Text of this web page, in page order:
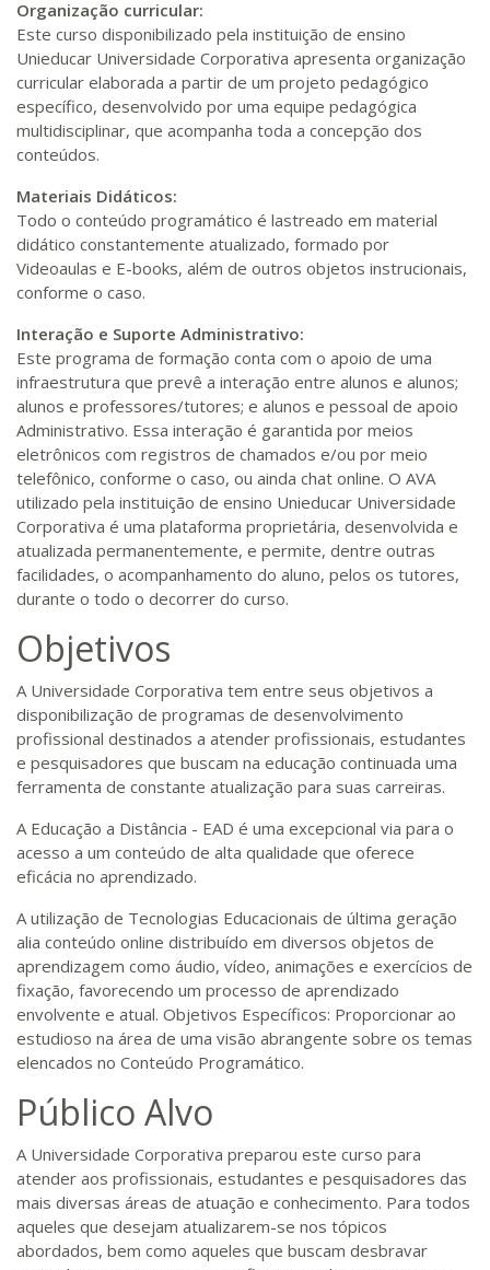
Organização curricular:
Este curso disponibilizado pela instituição de ensino
Unieducar Universidade Corporativa apresenta organização
curricular elaborada a partir de um projeto pedagógico
específico, desenvolvido por uma equipe pedagógica
multidisciplinar, que acompanha toda a concepção dos
conteúdos.
Materiais Didáticos:
Todo o conteúdo programático é lastreado em material
didático constantemente atualizado, formado por
Videoaulas e E-books, além de outros objetos instrucionais,
conforme o caso.
Interação e Suporte Administrativo:
Este programa de formação conta com o apoio de uma
infraestrutura que prevê a interação entre alunos e alunos;
alunos e professores/tutores; e alunos e pessoal de apoio
Administrativo. Essa interação é garantida por meios
eletrônicos com registros de chamados e/ou por meio
telefônico, conforme o caso, ou ainda chat online. O AVA
utilizado pela instituição de ensino Unieducar Universidade
Corporativa é uma plataforma proprietária, desenvolvida e
atualizada permanentemente, e permite, dentre outras
facilidades, o acompanhamento do aluno, pelos os tutores,
durante o todo o decorrer do curso.
Objetivos
A Universidade Corporativa tem entre seus objetivos a
disponibilização de programas de desenvolvimento
profissional destinados a atender profissionais, estudantes
e pesquisadores que buscam na educação continuada uma
ferramenta de constante atualização para suas carreiras.
A Educação a Distância - EAD é uma excepcional via para o
acesso a um conteúdo de alta qualidade que oferece
eficácia no aprendizado.
A utilização de Tecnologias Educacionais de última geração
alia conteúdo online distribuído em diversos objetos de
aprendizagem como áudio, vídeo, animações e exercícios de
fixação, favorecendo um processo de aprendizado
envolvente e atual. Objetivos Específicos: Proporcionar ao
estudioso na área de uma visão abrangente sobre os temas
elencados no Conteúdo Programático.
Público Alvo
A Universidade Corporativa preparou este curso para
atender aos profissionais, estudantes e pesquisadores das
mais diversas áreas de atuação e conhecimento. Para todos
aqueles que desejam atualizarem-se nos tópicos
abordados, bem como aqueles que buscam desbravar